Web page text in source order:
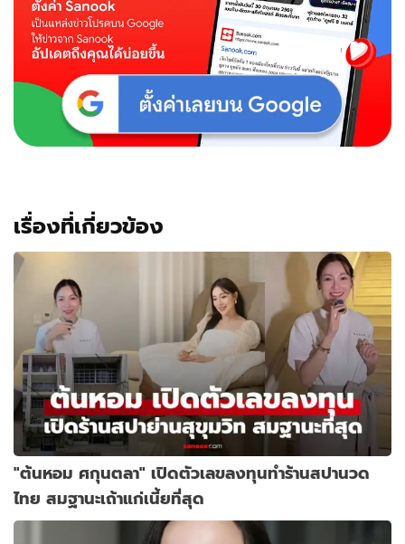
แผล
บ้าน
ที่มา
สุด
เรื่องที่เกี่ยวข้อง
"ต้นหอม ศกุนตลา" เปิดตัวเลขลงทุนทำร้านสปานวด
ไทย สมฐานะเถ้าแก่เนี้ยที่สุด